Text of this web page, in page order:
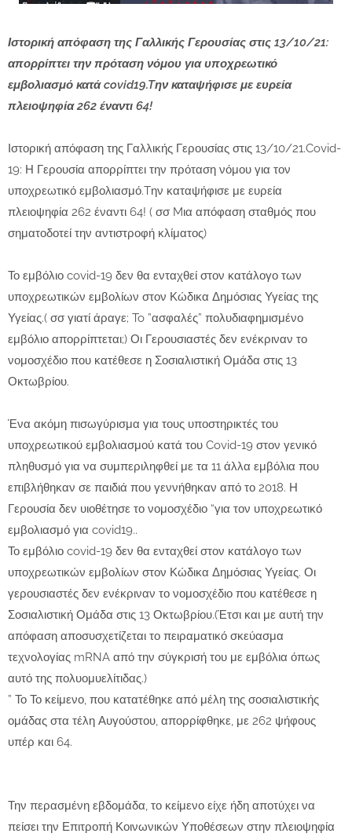
Ιστορική απόφαση της Γαλλικής Γερουσίας στις 13/10/21:
απορρίπτει την πρόταση νόμου για υποχρεωτικό
εμβολιασμό κατά covid19.Tην καταψήφισε με ευρεία
πλειοψηφία 262 έναντι 64!
Ιστορική απόφαση της Γαλλικής Γερουσίας στις 13/10/21.Covid-
19: Η Γερουσία απορρίπτει την πρόταση νόμου για τον
υποχρεωτικό εμβολιασμό.Tην καταψήφισε με ευρεία
πλειοψηφία 262 έναντι 64! ( σσ Mια απόφαση σταθμός που
σηματοδοτεί την αντιστροφή κλίματος)
Το εμβόλιο covid-19 δεν θα ενταχθεί στον κατάλογο των
υποχρεωτικών εμβολίων στον Κώδικα Δημόσιας Υγείας της
Υγείας.( σσ γιατί άραγε; To ”ασφαλές” πολυδιαφημισμένο
εμβόλιο απορρίπτεται;) Οι Γερουσιαστές δεν ενέκριναν το
νομοσχέδιο που κατέθεσε η Σοσιαλιστική Ομάδα στις 13
Οκτωβρίου.
Ένα ακόμη πισωγύρισμα για τους υποστηρικτές του
υποχρεωτικού εμβολιασμού κατά του Covid-19 στον γενικό
πληθυσμό για να συμπεριληφθεί με τα 11 άλλα εμβόλια που
επιβλήθηκαν σε παιδιά που γεννήθηκαν από το 2018. Η
Γερουσία δεν υιοθέτησε το νομοσχέδιο “για τον υποχρεωτικό
εμβολιασμό για covid19..
Το εμβόλιο covid-19 δεν θα ενταχθεί στον κατάλογο των
υποχρεωτικών εμβολίων στον Κώδικα Δημόσιας Υγείας. Οι
γερουσιαστές δεν ενέκριναν το νομοσχέδιο που κατέθεσε η
Σοσιαλιστική Ομάδα στις 13 Οκτωβρίου.(Έτσι και με αυτή την
απόφαση αποσυσχετίζεται το πειραματικό σκεύασμα
τεχνολογίας mRNA από την σύγκρισή του με εμβόλια όπως
αυτό της πολυομυελίτιδας.)
” Το Το κείμενο, που κατατέθηκε από μέλη της σοσιαλιστικής
ομάδας στα τέλη Αυγούστου, απορρίφθηκε, με 262 ψήφους
υπέρ και 64.
Την περασμένη εβδομάδα, το κείμενο είχε ήδη αποτύχει να
πείσει την Επιτροπή Κοινωνικών Υποθέσεων στην πλειοψηφία